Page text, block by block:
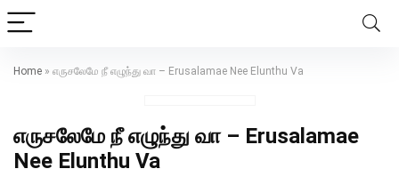
Home » எருசலேமே நீ எழுந்து வா – Erusalamae Nee Elunthu Va
எருசலேமே நீ எழுந்து வா – Erusalamae
Nee Elunthu Va